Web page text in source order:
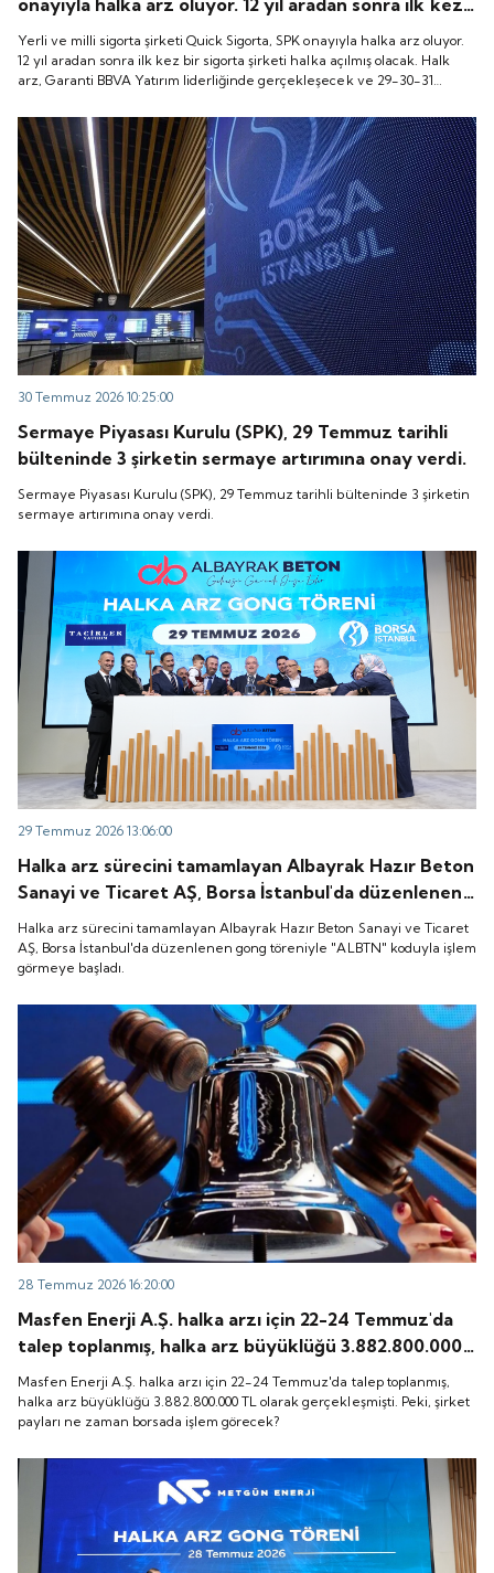
bir sigorta şirketi halka açılmış olacak. Halk arz,
Garanti BBVA Yatırım liderliğinde gerçekleşecek ve
29-30-31 Temmuz 2026 tarihlerinde talep
ile Quick Sigorta işlem görmeye başlayacak.
Yerli ve milli sigorta şirketi Quick Sigorta, SPK onayıyla halka arz oluyor.
12 yıl aradan sonra ilk kez bir sigorta şirketi halka açılmış olacak. Halk
arz, Garanti BBVA Yatırım liderliğinde gerçekleşecek ve 29-30-31
“Gong Töreni” ile Quick Sigorta işlem görmeye başlayacak.
30 Temmuz 2026 10:25:00
Sermaye Piyasası Kurulu (SPK), 29 Temmuz tarihli
bülteninde 3 şirketin sermaye artırımına onay verdi.
Sermaye Piyasası Kurulu (SPK), 29 Temmuz tarihli bülteninde 3 şirketin
sermaye artırımına onay verdi.
29 Temmuz 2026 13:06:00
Halka arz sürecini tamamlayan Albayrak Hazır Beton
Sanayi ve Ticaret AŞ, Borsa İstanbul'da düzenlenen
gong töreniyle "ALBTN" koduyla işlem görmeye
başladı.
Halka arz sürecini tamamlayan Albayrak Hazır Beton Sanayi ve Ticaret
AŞ, Borsa İstanbul'da düzenlenen gong töreniyle "ALBTN" koduyla işlem
görmeye başladı.
28 Temmuz 2026 16:20:00
Masfen Enerji A.Ş. halka arzı için 22-24 Temmuz'da
talep toplanmış, halka arz büyüklüğü 3.882.800.000
TL olarak gerçekleşmişti. Peki, şirket payları ne
zaman borsada işlem görecek?
Masfen Enerji A.Ş. halka arzı için 22-24 Temmuz'da talep toplanmış,
halka arz büyüklüğü 3.882.800.000 TL olarak gerçekleşmişti. Peki, şirket
payları ne zaman borsada işlem görecek?